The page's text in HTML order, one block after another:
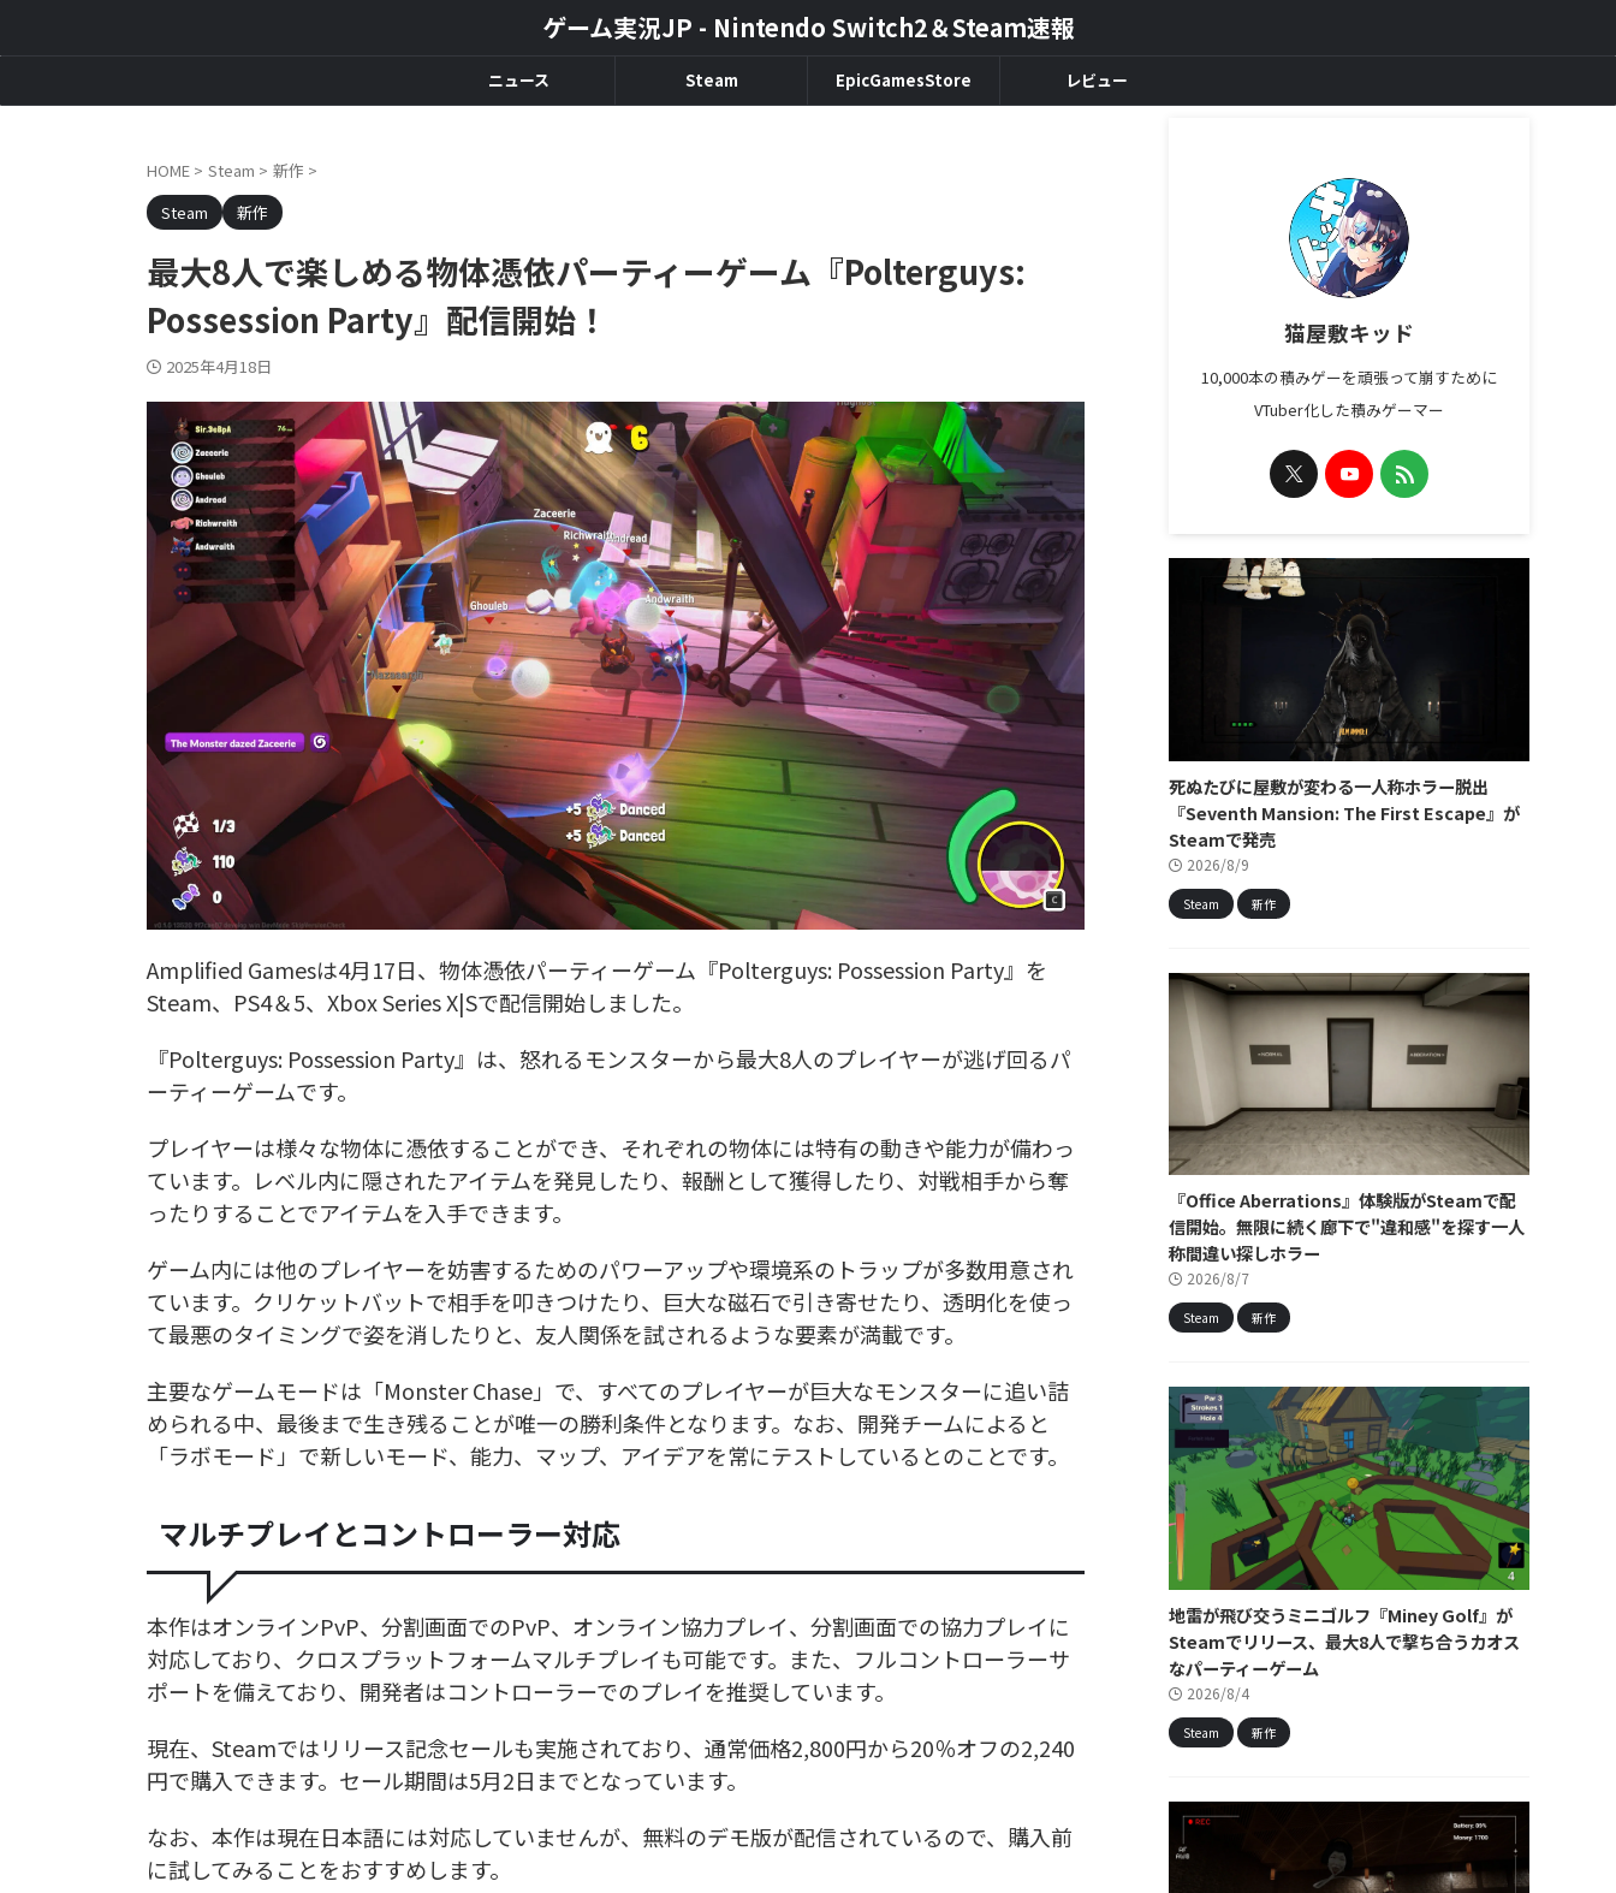
ゲーム実況JP - Nintendo Switch2＆Steam速報
ニュース Steam EpicGamesStore レビュー
HOME > Steam > 新作 >
Steam
新作
最大8人で楽しめる物体憑依パーティーゲーム『Polterguys:
Possession Party』配信開始！
2025年4月18日
Amplified Gamesは4月17日、物体憑依パーティーゲーム『Polterguys: Possession Party』を
Steam、PS4＆5、Xbox Series X|Sで配信開始しました。
『Polterguys: Possession Party』は、怒れるモンスターから最大8人のプレイヤーが逃げ回るパ
ーティーゲームです。
プレイヤーは様々な物体に憑依することができ、それぞれの物体には特有の動きや能力が備わっ
ています。レベル内に隠されたアイテムを発見したり、報酬として獲得したり、対戦相手から奪
ったりすることでアイテムを入手できます。
ゲーム内には他のプレイヤーを妨害するためのパワーアップや環境系のトラップが多数用意され
ています。クリケットバットで相手を叩きつけたり、巨大な磁石で引き寄せたり、透明化を使っ
て最悪のタイミングで姿を消したりと、友人関係を試されるような要素が満載です。
主要なゲームモードは「Monster Chase」で、すべてのプレイヤーが巨大なモンスターに追い詰
められる中、最後まで生き残ることが唯一の勝利条件となります。なお、開発チームによると
「ラボモード」で新しいモード、能力、マップ、アイデアを常にテストしているとのことです。
マルチプレイとコントローラー対応
本作はオンラインPvP、分割画面でのPvP、オンライン協力プレイ、分割画面での協力プレイに
対応しており、クロスプラットフォームマルチプレイも可能です。また、フルコントローラーサ
ポートを備えており、開発者はコントローラーでのプレイを推奨しています。
現在、Steamではリリース記念セールも実施されており、通常価格2,800円から20％オフの2,240
円で購入できます。セール期間は5月2日までとなっています。
なお、本作は現在日本語には対応していませんが、無料のデモ版が配信されているので、購入前
に試してみることをおすすめします。
猫屋敷キッド
10,000本の積みゲーを頑張って崩すために
VTuber化した積みゲーマー
死ぬたびに屋敷が変わる一人称ホラー脱出
『Seventh Mansion: The First Escape』が
Steamで発売
2026/8/9
Steam 新作
『Office Aberrations』体験版がSteamで配
信開始。無限に続く廊下で"違和感"を探す一人
称間違い探しホラー
2026/8/7
Steam 新作
地雷が飛び交うミニゴルフ『Miney Golf』が
Steamでリリース、最大8人で撃ち合うカオス
なパーティーゲーム
2026/8/4
Steam 新作